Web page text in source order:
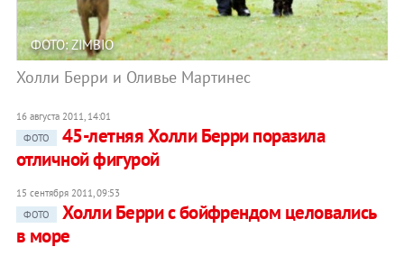
ФОТО: ZIMBIO
Холли Берри и Оливье Мартинес
16 августа 2011, 14:01
ФОТО
45-летняя Холли Берри поразила
отличной фигурой
15 сентября 2011, 09:53
ФОТО
Холли Берри с бойфрендом целовались
в море